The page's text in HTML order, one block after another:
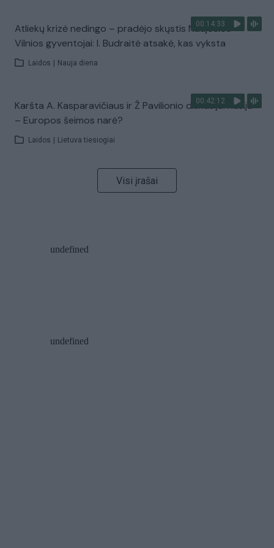
00:14:33
Atliekų krizė nedingo – pradėjo skųstis Naujosios
Vilnios gyventojai: I. Budraitė atsakė, kas vyksta
Laidos Nauja diena
00:42:12
Karšta A. Kasparavičiaus ir Ž Pavilionio diskusija: Rusija
– Europos šeimos narė?
Laidos Lietuva tiesiogiai
Visi įrašai